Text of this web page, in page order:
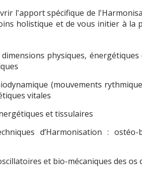
l'apport spécifique de
holistique et de vous initier à la
physiques,
(mouvements
vitales
et tissulaires
d’Harmonisation : ostéo-
et bio-mécaniques des